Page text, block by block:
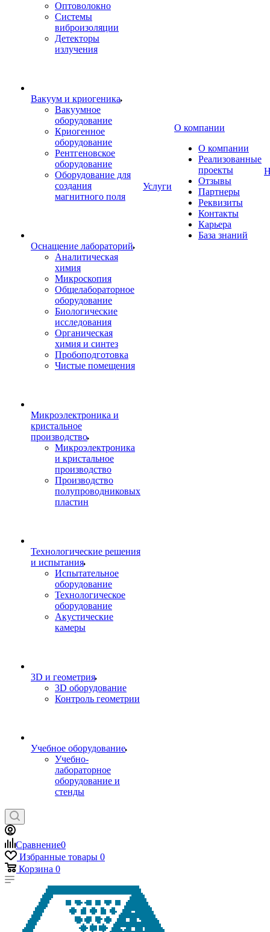
Оптоволокно
Системы
виброизоляции
Детекторы
излучения
Вакуум и криогеника
Вакуумное
оборудование
Криогенное
оборудование
Рентгеновское
оборудование
Оборудование для
создания
магнитного поля
Оснащение лабораторий
Аналитическая
химия
Микроскопия
Общелабораторное
оборудование
Биологические
исследования
Органическая
химия и синтез
Пробоподготовка
Чистые помещения
Микроэлектроника и
кристальное
производство
Микроэлектроника
и кристальное
производство
Производство
полупроводниковых
пластин
Технологические решения
и испытания
Испытательное
оборудование
Технологическое
оборудование
Акустические
камеры
3D и геометрия
3D оборудование
Контроль геометрии
Учебное оборудование
Учебно-
лабораторное
оборудование и
стенды
Услуги
О компании
О компании
Реализованные
проекты
Отзывы
Партнеры
Реквизиты
Контакты
Карьера
База знаний
Сравнение0
Избранные товары 0
Корзина 0